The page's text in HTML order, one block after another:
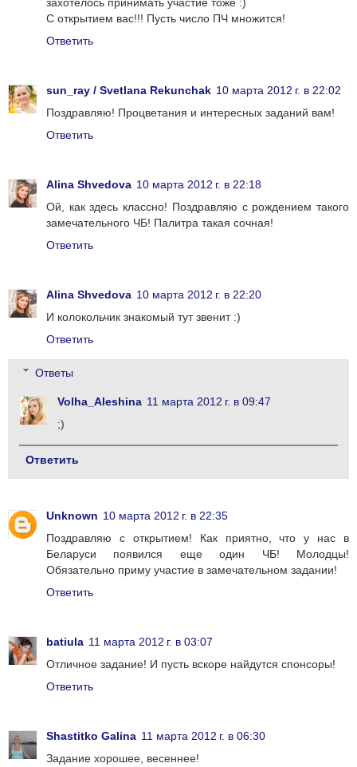
захотелось принимать участие тоже :)
С открытием вас!!! Пусть число ПЧ множится!
Ответить
sun_ray / Svetlana Rekunchak 10 марта 2012 г. в 22:02
Поздравляю! Процветания и интересных заданий вам!
Ответить
Alina Shvedova 10 марта 2012 г. в 22:18
Ой, как здесь классно! Поздравляю с рождением такого
замечательного ЧБ! Палитра такая сочная!
Ответить
Alina Shvedova 10 марта 2012 г. в 22:20
И колокольчик знакомый тут звенит :)
Ответить
Ответы
Volha_Aleshina 11 марта 2012 г. в 09:47
;)
Ответить
Unknown 10 марта 2012 г. в 22:35
Поздравляю с открытием! Как приятно, что у нас в
Беларуси появился еще один ЧБ! Молодцы!
Обязательно приму участие в замечательном задании!
Ответить
batiula 11 марта 2012 г. в 03:07
Отличное задание! И пусть вскоре найдутся спонсоры!
Ответить
Shastitko Galina 11 марта 2012 г. в 06:30
Задание хорошее, весеннее!